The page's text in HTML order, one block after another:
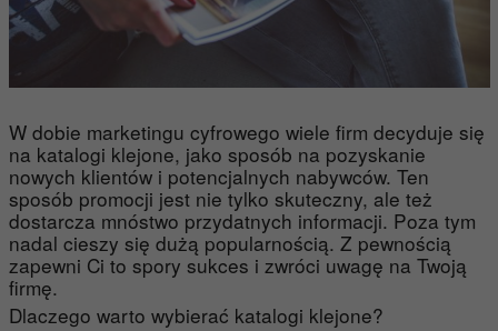
W dobie marketingu cyfrowego wiele firm decyduje się
na katalogi klejone, jako sposób na pozyskanie
nowych klientów i potencjalnych nabywców. Ten
sposób promocji jest nie tylko skuteczny, ale też
dostarcza mnóstwo przydatnych informacji. Poza tym
nadal cieszy się dużą popularnością. Z pewnością
zapewni Ci to spory sukces i zwróci uwagę na Twoją
firmę.
Dlaczego warto wybierać katalogi klejone?